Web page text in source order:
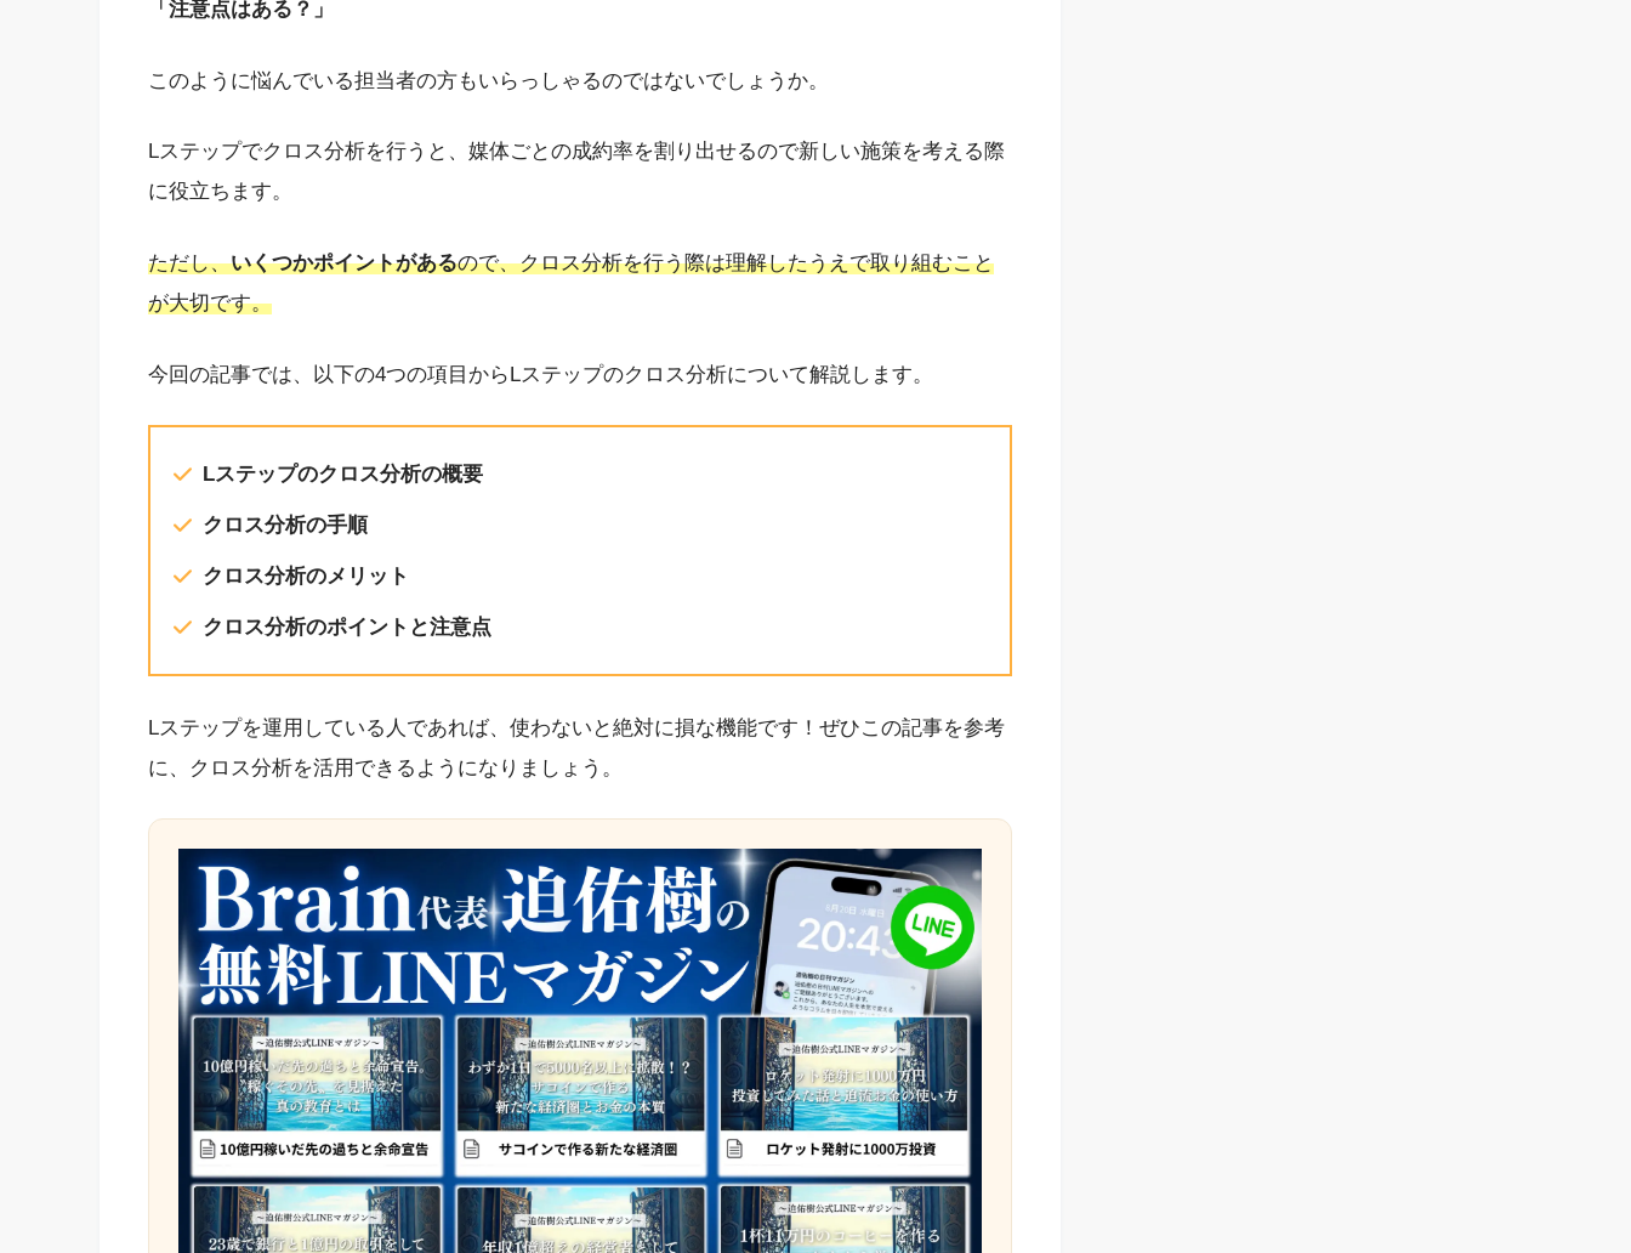
「注意点はある？」
このように悩んでいる担当者の方もいらっしゃるのではないでしょうか。
Lステップでクロス分析を行うと、媒体ごとの成約率を割り出せるので新しい施策を考える際
に役立ちます。
ただし、いくつかポイントがあるので、クロス分析を行う際は理解したうえで取り組むこと
が大切です。
今回の記事では、以下の4つの項目からLステップのクロス分析について解説します。
Lステップのクロス分析の概要
クロス分析の手順
クロス分析のメリット
クロス分析のポイントと注意点
Lステップを運用している人であれば、使わないと絶対に損な機能です！ぜひこの記事を参考
に、クロス分析を活用できるようになりましょう。